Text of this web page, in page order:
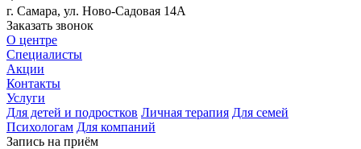
г. Самара, ул. Ново-Садовая 14А
Заказать звонок
О центре
Специалисты
Акции
Контакты
Услуги
Для детей и подростков Личная терапия Для семей
Психологам Для компаний
Запись на приём